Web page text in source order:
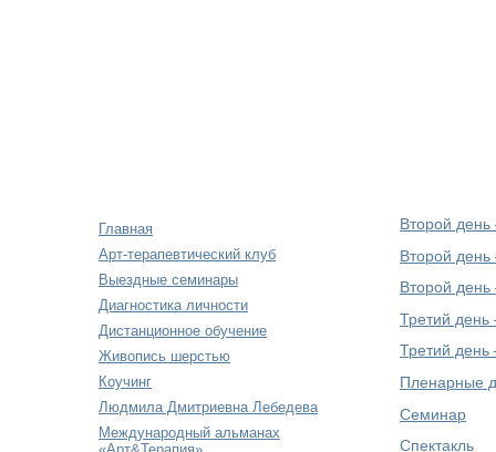
Главная
Арт-терапевтический клуб
Выездные семинары
Диагностика личности
Дистанционное обучение
Живопись шерстью
Коучинг
Людмила Дмитриевна Лебедева
Международный альманах
Второй
Второй
Второй
Третий
Третий
Пленарные
Семинар
Спектакль